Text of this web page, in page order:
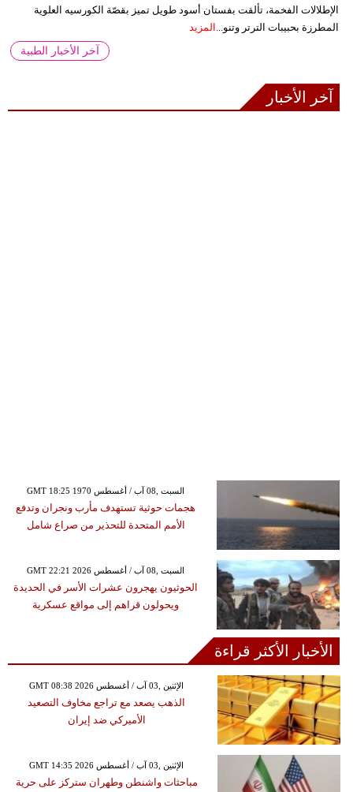
الإطلالات الفخمة، تألقت بفستان أسود طويل تميز بقصّة الكورسيه العلوية
المطرزة بحبيبات الترتر وتنو... المزيد
آخر الأخبار الطبية
آخر الأخبار
GMT 18:25 1970 السبت ,08 آب / أغسطس
هجمات حوثية تستهدف مأرب ونجران وتدفع
الأمم المتحدة للتحذير من صراع شامل
GMT 22:21 2026 السبت ,08 آب / أغسطس
الحوثيون يهجرون عشرات الأسر في الحديدة
ويحولون قراهم إلى مواقع عسكرية
الأخبار الأكثر قراءة
GMT 08:38 2026 الإثنين ,03 آب / أغسطس
الذهب يصعد مع تراجع مخاوف التصعيد
الأميركي ضد إيران
GMT 14:35 2026 الإثنين ,03 آب / أغسطس
مباحثات واشنطن وطهران ستركز على حرية